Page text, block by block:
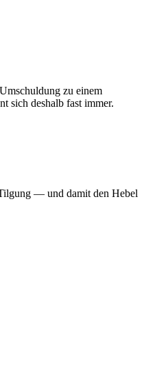
zu einem
sich deshalb fast immer.
— und damit den Hebel